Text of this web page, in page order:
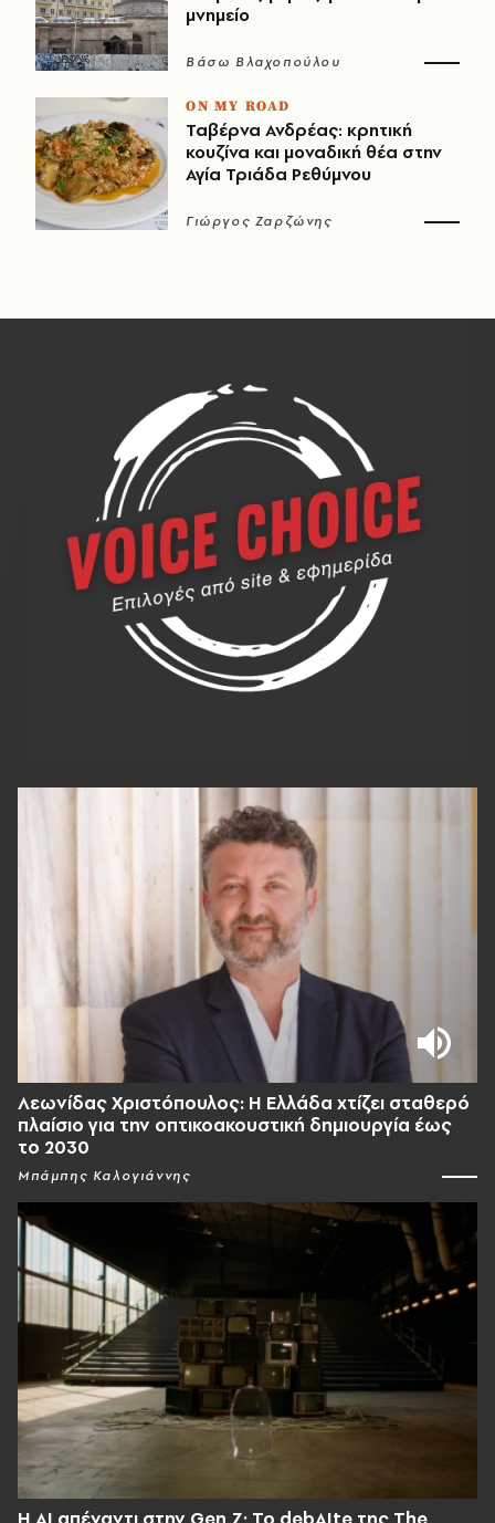
μνημείο
Βάσω Βλαχοπούλου
ON MY ROAD
Ταβέρνα Ανδρέας: κρητική
κουζίνα και μοναδική θέα στην
Αγία Τριάδα Ρεθύμνου
Γιώργος Ζαρζώνης
Λεωνίδας Χριστόπουλος: Η Ελλάδα χτίζει σταθερό
πλαίσιο για την οπτικοακουστική δημιουργία έως
το 2030
Μπάμπης Καλογιάννης